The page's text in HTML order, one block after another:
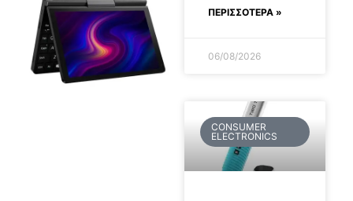
ΠΕΡΙΣΣΟΤΕΡΑ »
06/08/2026
CONSUMER
ELECTRONICS